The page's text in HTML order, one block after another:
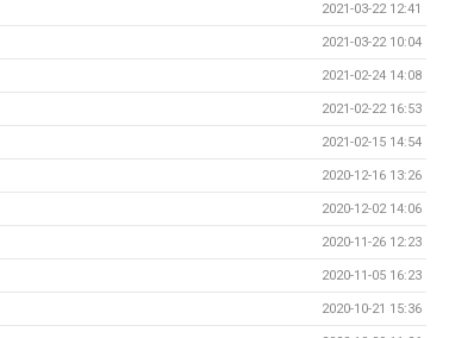
2021-03-22 12:41
2021-03-22 10:04
2021-02-24 14:08
2021-02-22 16:53
2021-02-15 14:54
2020-12-16 13:26
2020-12-02 14:06
2020-11-26 12:23
2020-11-05 16:23
2020-10-21 15:36